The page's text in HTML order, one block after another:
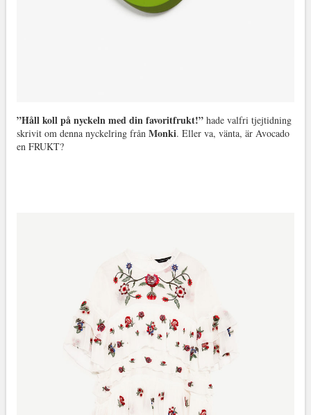
”Håll koll på nyckeln med din favoritfrukt!”hade valfri tjejtidning
skrivit om denna nyckelring från Monki. Eller va, vänta, är Avocado
en FRUKT?